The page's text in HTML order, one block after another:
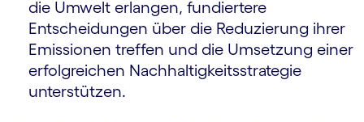
die Umwelt erlangen, fundiertere
Entscheidungen über die Reduzierung ihrer
Emissionen treffen und die Umsetzung einer
erfolgreichen Nachhaltigkeitsstrategie
unterstützen.